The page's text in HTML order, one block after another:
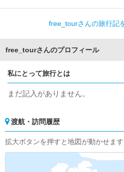
free_tourさんの旅行記
free_tourさんのプロフィール
私にとって旅行とは
まだ記入がありません。
渡航・訪問履歴
拡大ボタンを押すと地図が動かせます